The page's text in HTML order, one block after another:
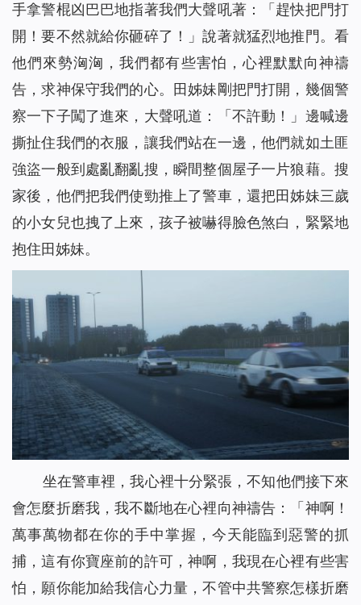
手拿警棍凶巴巴地指著我們大聲吼著：「趕快把門打
開！要不然就給你砸碎了！」說著就猛烈地推門。看
他們來勢洶洶，我們都有些害怕，心裡默默向神禱
告，求神保守我們的心。田姊妹剛把門打開，幾個警
察一下子闖了進來，大聲吼道：「不許動！」邊喊邊
撕扯住我們的衣服，讓我們站在一邊，他們就如土匪
強盜一般到處亂翻亂搜，瞬間整個屋子一片狼藉。搜
家後，他們把我們使勁推上了警車，還把田姊妹三歲
的小女兒也拽了上來，孩子被嚇得臉色煞白，緊緊地
抱住田姊妹。
坐在警車裡，我心裡十分緊張，不知他們接下來
會怎麼折磨我，我不斷地在心裡向神禱告：「神啊！
萬事萬物都在你的手中掌握，今天能臨到惡警的抓
捕，這有你寶座前的許可，神啊，我現在心裡有些害
怕，願你能加給我信心力量，不管中共警察怎樣折磨